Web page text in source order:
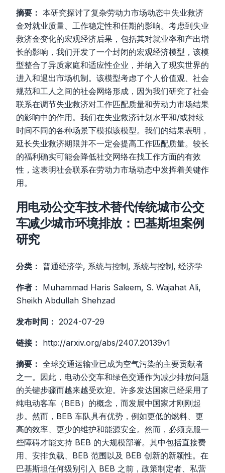
摘要： 本研究探讨了复杂劳动力市场动态中失业救济
金对就业质量、工作稳定性和任期的影响。考虑到失业
救济金变化的宏观经济后果，包括其对就业率和产出增
长的影响，我们开发了一个封闭的宏观经济模型，该模
型整合了异质家庭和适应性企业，并纳入了现实世界的
进入和退出市场机制。该模型考虑了个人价值观、社会
规范和工人之间的社会网络形成，因为我们研究了社会
联系在调节失业救济对工作匹配质量和劳动力市场结果
的影响中的作用。我们在失业救济计划水平和/或持续
时间不同的各种场景下模拟该模型。我们的结果表明，
延长失业救济期限并不一定会提高工作匹配质量。较长
的福利确实可能会降低社交网络在找工作方面的有效
性，这表明社会联系在劳动力市场动态中发挥着关键作
用。
用电动公交车技术替代传统城市公交
车减少城市环境排放：巴基斯坦案例
研究
分类： 普通经济学, 系统与控制, 系统与控制, 经济学
作者： Muhammad Haris Saleem, S. Wajahat Ali,
Sheikh Abdullah Shehzad
发布时间： 2024-07-29
链接： http://arxiv.org/abs/2407.20139v1
摘要： 全球交通运输业已成为空气污染的主要贡献者
之一。因此，电动公交车和绿色交通作为减少排放问题
的关键步骤而越来越受欢迎。许多发达国家已经采用了
纯电动客车（BEB）的概念，而发展中国家才刚刚起
步。然而，BEB 车队具有优势，例如更低的燃料、更
高的效率、更少的维护和能源安全。然而，必须克服一
些障碍才能支持 BEB 的大规模部署。其中包括直接费
用、安排负载、BEB 范围以及 BEB 创新的新颖性。在
巴基斯坦任何级别引入 BEB 之前，政策制定者、私营